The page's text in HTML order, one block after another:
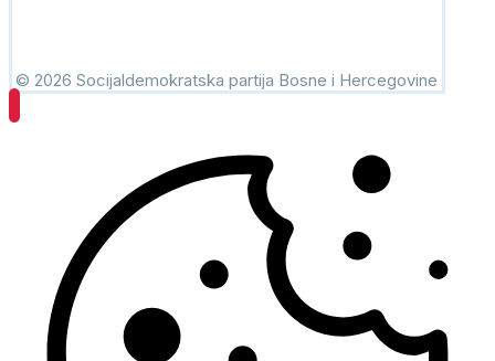
© 2026 Socijaldemokratska partija Bosne i Hercegovine